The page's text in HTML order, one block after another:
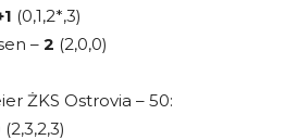
(0,1,2*,3)
– 2 (2,0,0)
ŻKS Ostrovia – 50:
(2,3,2,3)